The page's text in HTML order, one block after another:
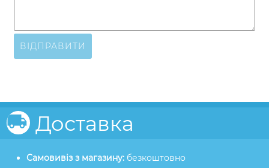
ВІДПРАВИТИ
Доставка
Самовивіз з магазину: безкоштовно